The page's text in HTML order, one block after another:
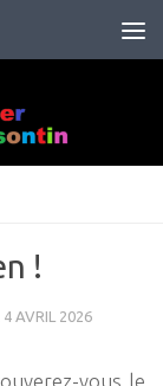
!
4 AVRIL 2026
vous le